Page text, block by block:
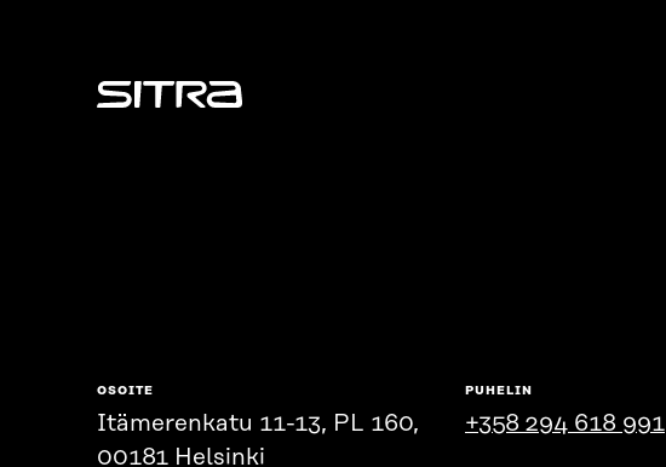
Sitra
OSOITE
Itämerenkatu 11-13, PL 160,
00181 Helsinki
PUHELIN
+358 294 618 991